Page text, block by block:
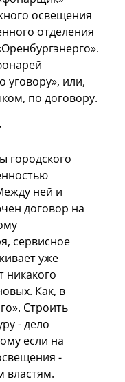
освещения
отделения
уговору», или,
по договору.
городского
ней и
договор на
сервисное
уже
никакого
Как, в
Строить
- дело
если на
-
властям.